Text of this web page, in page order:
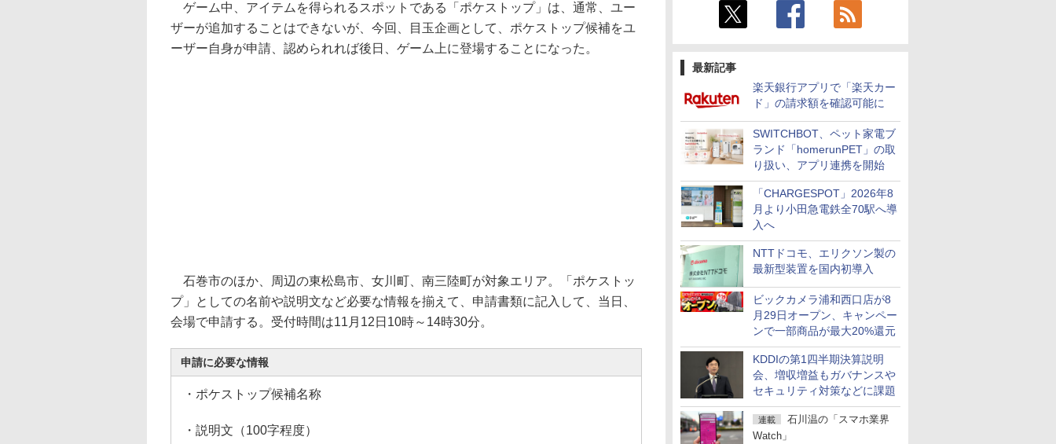
最新記事
楽天銀行アプリで「楽天カー
ド」の請求額を確認可能に
SWITCHBOT、ペット家電ブ
ランド「homerunPET」の取
り扱い、アプリ連携を開始
「CHARGESPOT」2026年8
月より小田急電鉄全70駅へ導
入へ
NTTドコモ、エリクソン製の
最新型装置を国内初導入
ビックカメラ浦和西口店が8
月29日オープン、キャンペー
ンで一部商品が最大20%還元
KDDIの第1四半期決算説明
会、増収増益もガバナンスや
セキュリティ対策などに課題
連載
石川温の「スマホ業界
Watch」
ゲーム中、アイテムを得られるスポットである「ポケストップ」は、通常、ユー
ザーが追加することはできないが、今回、目玉企画として、ポケストップ候補をユ
ーザー自身が申請、認められれば後日、ゲーム上に登場することになった。
石巻市のほか、周辺の東松島市、女川町、南三陸町が対象エリア。「ポケストッ
プ」としての名前や説明文など必要な情報を揃えて、申請書類に記入して、当日、
会場で申請する。受付時間は11月12日10時～14時30分。
申請に必要な情報
・ポケストップ候補名称
・説明文（100字程度）